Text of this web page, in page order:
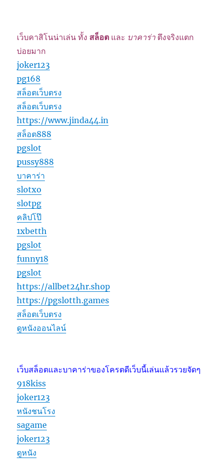
เว็บคาสิโนน่าเล่น ทั้ง สล็อต และ บาคาร่า ตึงจริงแตก
บ่อยมาก
joker123
pg168
สล็อตเว็บตรง
สล็อตเว็บตรง
https://www.jinda44.in
สล็อต888
pgslot
pussy888
บาคาร่า
slotxo
slotpg
คลิปโป๊
1xbetth
pgslot
funny18
pgslot
https://allbet24hr.shop
https://pgslotth.games
สล็อตเว็บตรง
ดูหนังออนไลน์
เว็บสล็อตและบาคาร่าของโครตดีเว็บนี้เล่นแล้วรวยจัดๆ
918kiss
joker123
หนังชนโรง
sagame
joker123
ดูหนัง